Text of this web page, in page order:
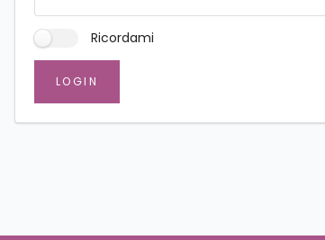
Ricordami
LOGIN